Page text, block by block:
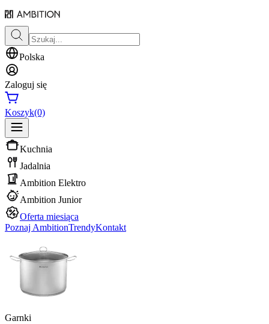
Polska
Zaloguj się
Koszyk(0)
Kuchnia
Jadalnia
Ambition Elektro
Ambition Junior
Oferta miesiąca
Poznaj AmbitionTrendyKontakt
Garnki